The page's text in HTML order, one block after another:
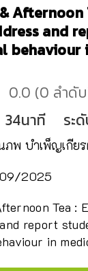
Afternoon
and
behaviour
0.0 (0 ลำดับ
34นาที ระ
พ บำเพ็ญเกีย
2025
Tea :
report
in